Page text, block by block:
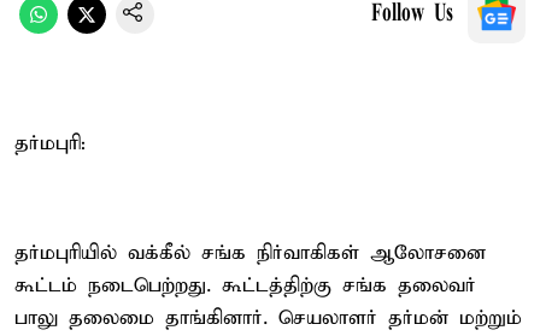
Follow Us
தர்மபுரி:
தர்மபுரியில் வக்கீல் சங்க நிர்வாகிகள் ஆலோசனை
கூட்டம் நடைபெற்றது. கூட்டத்திற்கு சங்க தலைவர்
பாலு தலைமை தாங்கினார். செயலாளர் தர்மன் மற்றும்